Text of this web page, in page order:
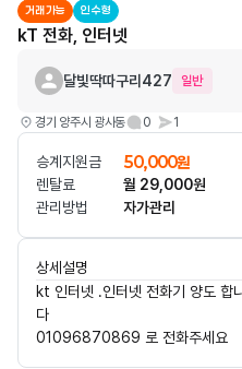
거래가능 인수형
kT 전화, 인터넷
달빛딱따구리427 일반
경기 양주시 광사동 0 1
승계지원금 50,000원
렌탈료
월 29,000원
관리방법
자가관리
상세설명
kt 인터넷 .인터넷 전화기 양도 합
다
01096870869 로 전화주세요